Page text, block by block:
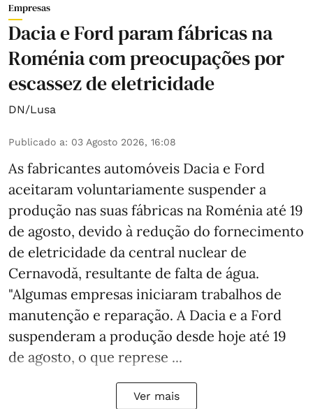
Empresas
Dacia e Ford param fábricas na
Roménia com preocupações por
escassez de eletricidade
DN/Lusa
Publicado a: 03 Agosto 2026, 16:08
As fabricantes automóveis Dacia e Ford
aceitaram voluntariamente suspender a
produção nas suas fábricas na Roménia até 19
de agosto, devido à redução do fornecimento
de eletricidade da central nuclear de
Cernavodă, resultante de falta de água.
"Algumas empresas iniciaram trabalhos de
manutenção e reparação. A Dacia e a Ford
suspenderam a produção desde hoje até 19
de agosto, o que represe ...
Ver mais